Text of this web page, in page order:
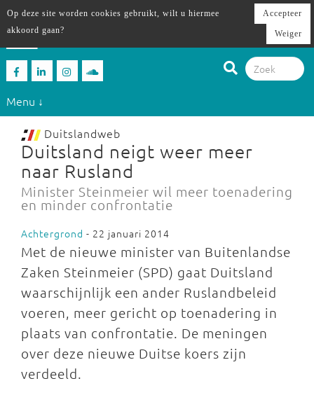
Menu ↓
Duitslandweb
Duitsland neigt weer meer
naar Rusland
Minister Steinmeier wil meer toenadering
en minder confrontatie
Achtergrond - 22 januari 2014
Met de nieuwe minister van Buitenlandse
Zaken Steinmeier (SPD) gaat Duitsland
waarschijnlijk een ander Ruslandbeleid
voeren, meer gericht op toenadering in
plaats van confrontatie. De meningen
over deze nieuwe Duitse koers zijn
verdeeld.
Op deze site worden cookies gebruikt, wilt u hiermee
akkoord gaan?
Accepteer
Weiger